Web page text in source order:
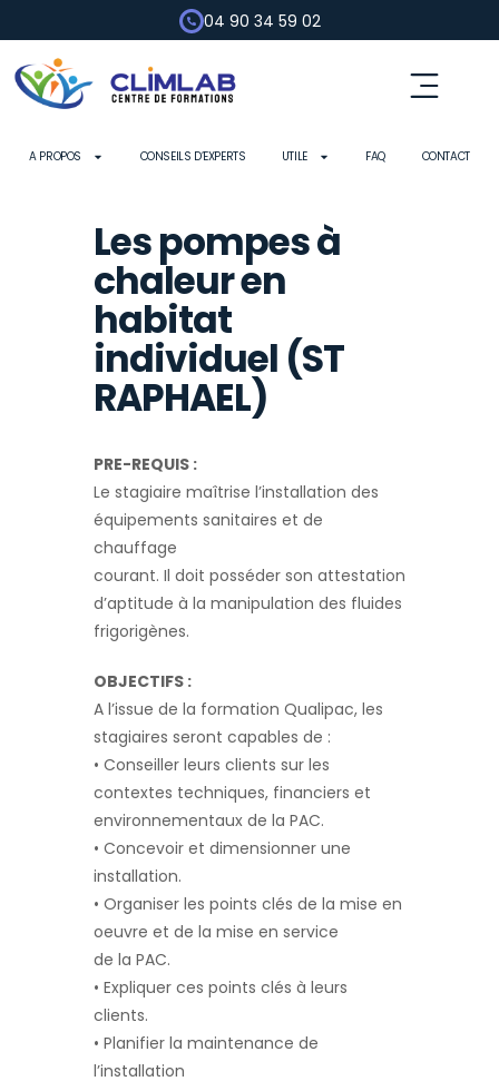
04 90 34 59 02
A PROPOS CONSEILS D’EXPERTS UTILE FAQ CONTACT
Les pompes à
chaleur en
habitat
individuel (ST
RAPHAEL)
PRE-REQUIS :
Le stagiaire maîtrise l’installation des
équipements sanitaires et de
chauffage
courant. Il doit posséder son attestation
d’aptitude à la manipulation des fluides
frigorigènes.
OBJECTIFS :
A l’issue de la formation Qualipac, les
stagiaires seront capables de :
• Conseiller leurs clients sur les
contextes techniques, financiers et
environnementaux de la PAC.
• Concevoir et dimensionner une
installation.
• Organiser les points clés de la mise en
oeuvre et de la mise en service
de la PAC.
• Expliquer ces points clés à leurs
clients.
• Planifier la maintenance de
l’installation